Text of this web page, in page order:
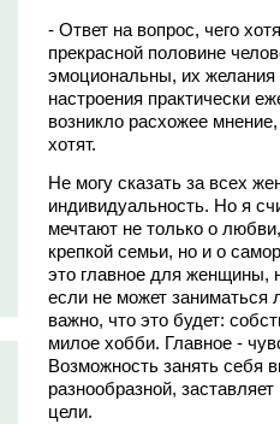
- Ответ на вопрос, чего
прекрасной половине
эмоциональны, их желания
настроения практически
возникло расхожее
хотят.
Не могу сказать за всех
индивидуальность. Но я
мечтают не только о
крепкой семьи, но и о
это главное для женщины,
если не может
важно, что это будет:
милое хобби. Главное -
Возможность занять себя
разнообразной,
цели.